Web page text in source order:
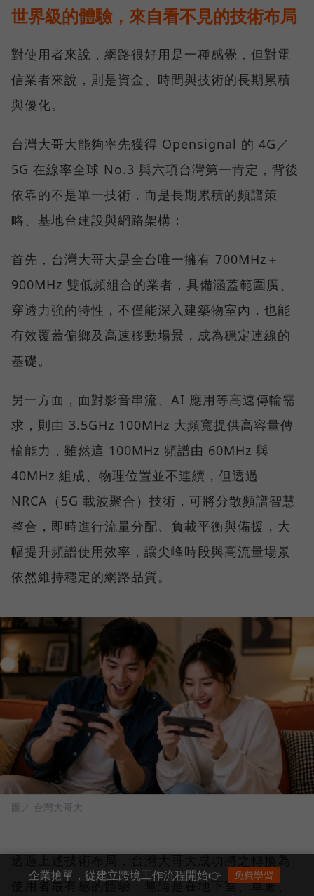
世界級的體驗，來自看不見的技術布局
對使用者來說，網路很好用是一種感覺，但對電
信業者來說，則是資金、時間與技術的長期累積
與優化。
台灣大哥大能夠率先獲得 Opensignal 的 4G／
5G 在線率全球 No.3 與六項台灣第一肯定，背後
依靠的不是單一技術，而是長期累積的頻譜策
略、基地台建設與網路架構：
首先，台灣大哥大是全台唯一擁有 700MHz＋
900MHz 雙低頻組合的業者，具備涵蓋範圍廣、
穿透力強的特性，不僅能深入建築物室內，也能
有效覆蓋偏鄉及高速移動場景，成為穩定連線的
基礎。
另一方面，面對影音串流、AI 應用等高速傳輸需
求，則由 3.5GHz 100MHz 大頻寬提供高容量傳
輸能力，雖然這 100MHz 頻譜由 60MHz 與
40MHz 組成、物理位置並不連續，但透過
NRCA（5G 載波聚合）技術，可將分散頻譜智慧
整合，即時進行流量分配、負載平衡與備援，大
幅提升頻譜使用效率，讓尖峰時段與高流量場景
依然維持穩定的網路品質。
圖／ 台灣大哥大
使用者最有感的體驗：無論是在地下室、車廂、
企業搶單，從建立跨境工作流程開始👉 免費學習